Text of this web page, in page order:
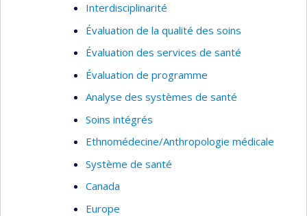
Interdisciplinarité
Évaluation de la qualité des soins
Évaluation des services de santé
Évaluation de programme
Analyse des systèmes de santé
Soins intégrés
Ethnomédecine/Anthropologie médicale
Système de santé
Canada
Europe